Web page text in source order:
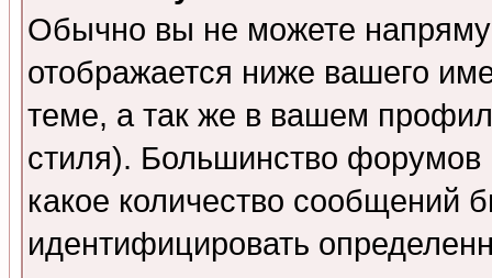
Обычно вы не можете
отображается ниже вашего
теме, а так же в вашем
стиля). Большинство форумов
какое количество сообщений
идентифицировать